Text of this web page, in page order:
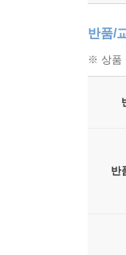
반품/
※ 상품
반